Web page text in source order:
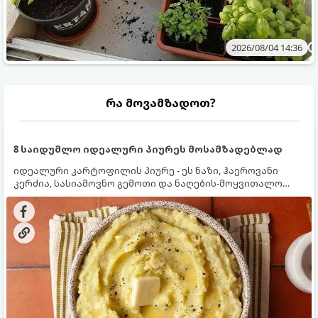
2026/08/04 14:36
რა მოვამზადოთ?
8 საიდუმლო იდეალური პიურეს მოსამზადებლად
იდეალური კარტოფილის პიურე - ეს ნაზი, ჰაეროვანი
კერძია, სასიამოვნო გემოთი და ნაღების-მოყვითალო
ფერით. მისი მომზადება ძალიან მარტივია, მაგრამ
არსებობს რამდენიმე საიდუმლო, რომლებიც უნდა
იცოდეთ, რომ პიურე იდეალურად გემრიელი გამოვიდეს.